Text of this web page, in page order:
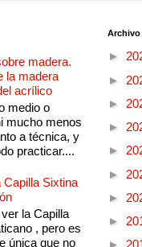
madera.
la madera
acrílico
medio o
mucho menos
a técnica, y
practicar....
Capilla Sixtina
la Capilla
, pero es
única que no
►
►
►
►
►
►
►
►